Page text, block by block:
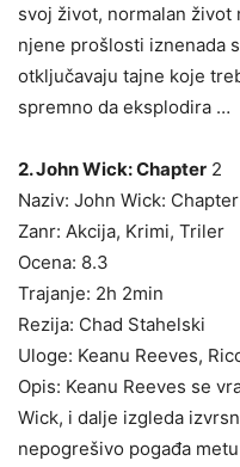
svoj život, normalan život
njene prošlosti iznenada
otključavaju tajne koje
spremno da eksplodira …
2. John Wick: Chapter 2
Naziv: John Wick:
Zanr: Akcija, Krimi, Triler
Ocena: 8.3
Trajanje: 2h 2min
Rezija: Chad Stahelski
Uloge: Keanu Reeves,
Opis: Keanu Reeves se
Wick, i dalje izgleda
nepogrešivo pogađa